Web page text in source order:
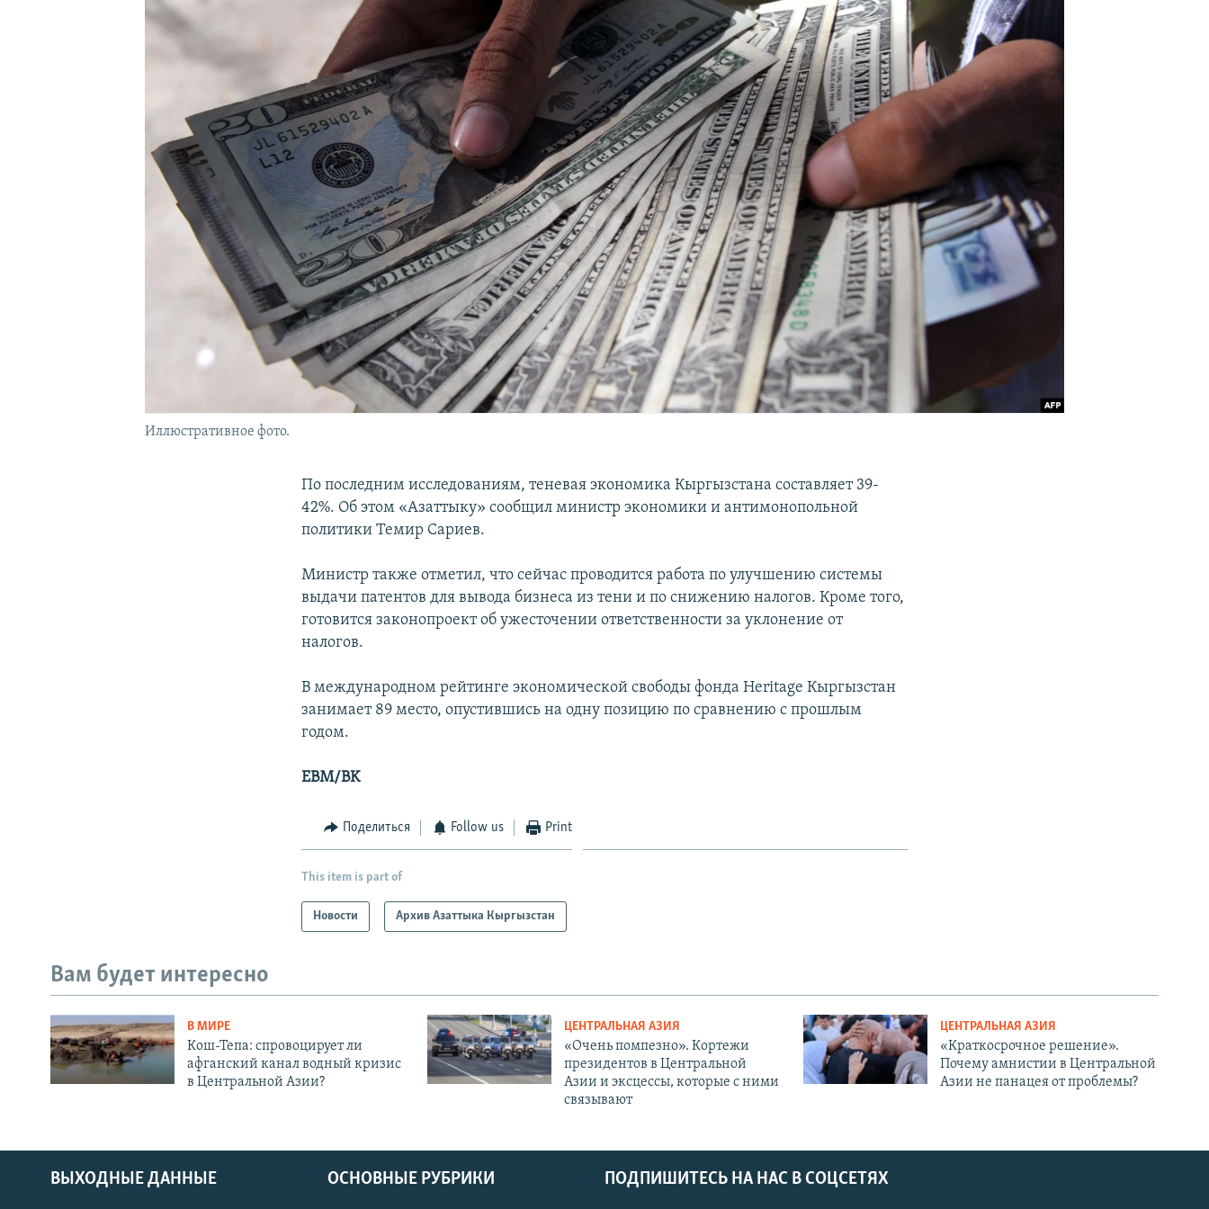
Иллюстративное фото.
По последним исследованиям, теневая экономика Кыргызстана составляет 39-
42%. Об этом «Азаттыку» сообщил министр экономики и антимонопольной
политики Темир Сариев.
Министр также отметил, что сейчас проводится работа по улучшению системы
выдачи патентов для вывода бизнеса из тени и по снижению налогов. Кроме того,
готовится законопроект об ужесточении ответственности за уклонение от
налогов.
В международном рейтинге экономической свободы фонда Heritage Кыргызстан
занимает 89 место, опустившись на одну позицию по сравнению с прошлым
годом.
EBM/BK
Поделиться Follow us Print
This item is part of
Новости Архив Азаттыка Кыргызстан
Вам будет интересно
В МИРЕ
Кош-Тепа: спровоцирует ли
афганский канал водный кризис
в Центральной Азии?
ЦЕНТРАЛЬНАЯ АЗИЯ
«Очень помпезно». Кортежи
президентов в Центральной
Азии и эксцессы, которые с ними
связывают
ЦЕНТРАЛЬНАЯ АЗИЯ
«Краткосрочное решение».
Почему амнистии в Центральной
Азии не панацея от проблемы?
ПОДПИШИТЕСЬ НА НАС В СОЦСЕТЯХ
ВЫХОДНЫЕ ДАННЫЕ ОСНОВНЫЕ РУБРИКИ